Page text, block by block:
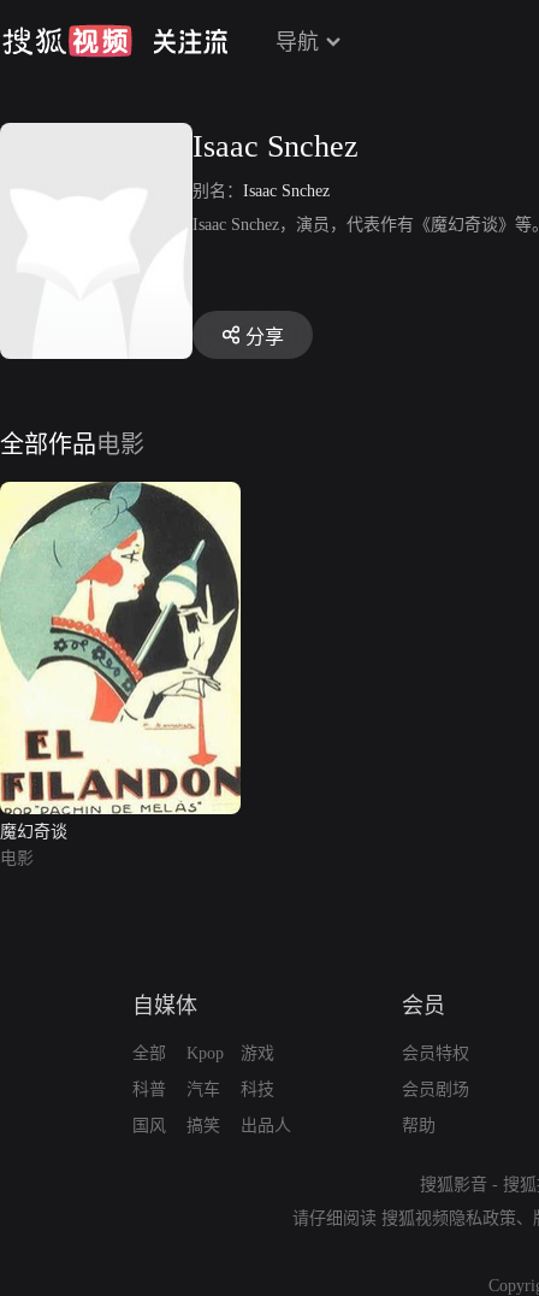
导航
Isaac Snchez
别名： Isaac Snchez
Isaac Snchez，演员，代表作有《魔幻奇谈》等
分享
全部作品电影
魔幻奇谈
电影
自媒体
全部
科普
国风
Kpop
汽车
搞笑
游戏
科技
出品人
会员
会员特权
会员剧场
帮助
搜狐影音 - 搜
请仔细阅读 搜狐视频隐私政策、